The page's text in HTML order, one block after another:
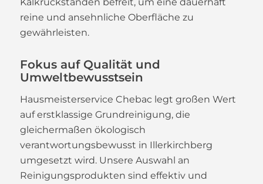
reine und ansehnliche Oberfläche zu
gewährleisten.
Fokus auf Qualität und
Umweltbewusstsein
Hausmeisterservice Chebac legt großen Wert
auf erstklassige Grundreinigung, die
gleichermaßen ökologisch
verantwortungsbewusst in Illerkirchberg
umgesetzt wird. Unsere Auswahl an
Reinigungsprodukten sind effektiv und